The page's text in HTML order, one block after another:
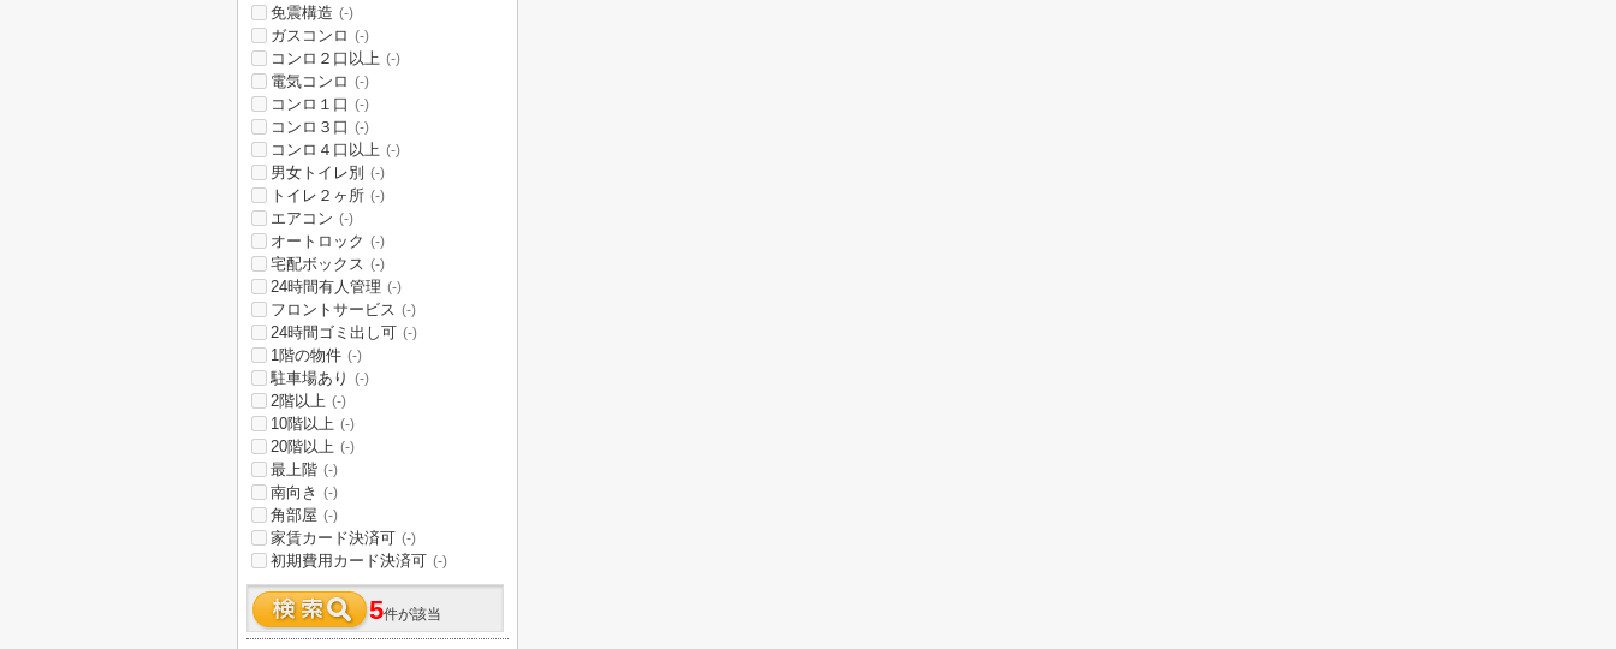
免震構造 (-)
ガスコンロ (-)
コンロ２口以上 (-)
電気コンロ (-)
コンロ１口 (-)
コンロ３口 (-)
コンロ４口以上 (-)
男女トイレ別 (-)
トイレ２ヶ所 (-)
エアコン (-)
オートロック (-)
宅配ボックス (-)
24時間有人管理 (-)
フロントサービス (-)
24時間ゴミ出し可 (-)
1階の物件 (-)
駐車場あり (-)
2階以上 (-)
10階以上 (-)
20階以上 (-)
最上階 (-)
南向き (-)
角部屋 (-)
家賃カード決済可 (-)
初期費用カード決済可 (-)
5件が該当